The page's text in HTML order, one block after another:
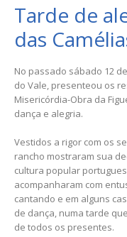
Tarde de
das
No passado sábado 12
do Vale, presenteou os
Misericórdia-Obra da
dança e alegria.
Vestidos a rigor com os
rancho mostraram sua
cultura popular
acompanharam com
cantando e em alguns
de dança, numa tarde
de todos os presentes.